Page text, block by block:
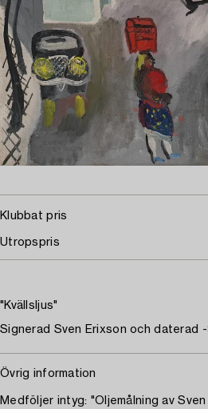
Klubbat pris
Utropspris
"Kvällsljus"
Signerad Sven Erixson och daterad
Övrig information
Medföljer intyg: "Oljemålning av